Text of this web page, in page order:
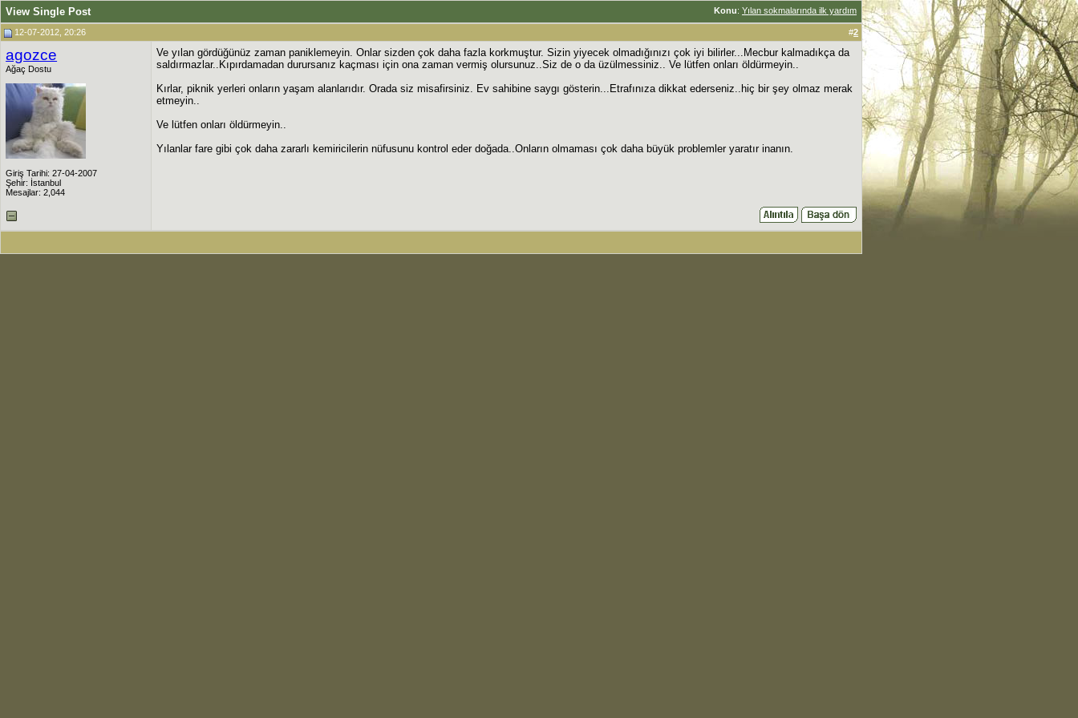
Konu: Yılan sokmalarında ilk yardım
View Single Post
12-07-2012, 20:26 #2
agozce
Ağaç Dostu
Giriş Tarihi: 27-04-2007
Şehir: İstanbul
Mesajlar: 2,044
Ve yılan gördüğünüz zaman paniklemeyin. Onlar sizden çok daha fazla korkmuştur. Sizin yiyecek olmadığınızı çok iyi bilirler...Mecbur kalmadıkça da
saldırmazlar..Kıpırdamadan durursanız kaçması için ona zaman vermiş olursunuz..Siz de o da üzülmessiniz.. Ve lütfen onları öldürmeyin..
Kırlar, piknik yerleri onların yaşam alanlarıdır. Orada siz misafirsiniz. Ev sahibine saygı gösterin...Etrafınıza dikkat ederseniz..hiç bir şey olmaz merak
etmeyin..
Ve lütfen onları öldürmeyin..
Yılanlar fare gibi çok daha zararlı kemiricilerin nüfusunu kontrol eder doğada..Onların olmaması çok daha büyük problemler yaratır inanın.